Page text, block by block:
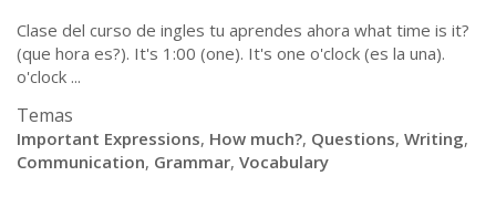
Clase del curso de ingles tu aprendes ahora what time is it?
(que hora es?). It's 1:00 (one). It's one o'clock (es la una).
o'clock ...
Temas
Important Expressions, How much?, Questions, Writing,
Communication, Grammar, Vocabulary